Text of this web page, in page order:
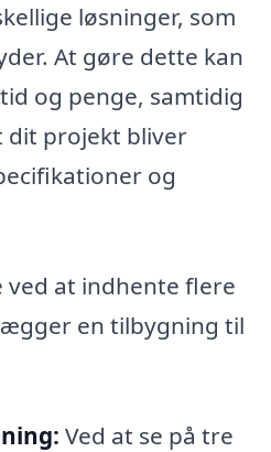
løsninger, som
At gøre dette kan
og penge, samtidig
dit projekt bliver
og
ved at indhente flere
en tilbygning til
Ved at se på tre